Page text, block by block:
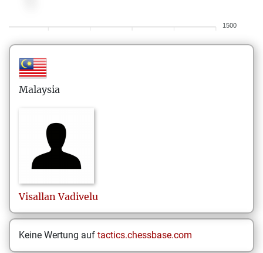
1500
Malaysia
Visallan Vadivelu
Keine Wertung auf tactics.chessbase.com